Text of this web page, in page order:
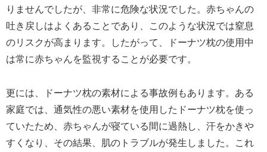
りませんでしたが、非常に危険な状況でした。赤ちゃんの
吐き戻しはよくあることであり、このような状況では窒息
のリスクが高まります。したがって、ドーナツ枕の使用中
は常に赤ちゃんを監視することが必要です。
更には、ドーナツ枕の素材による事故例もあります。ある
家庭では、通気性の悪い素材を使用したドーナツ枕を使っ
ていたため、赤ちゃんが寝ている間に過熱し、汗をかきや
すくなり、その結果、肌のトラブルが発生しました。これ